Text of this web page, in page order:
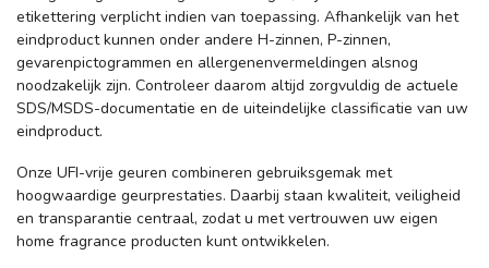
etikettering verplicht indien van toepassing. Afhankelijk van het
eindproduct kunnen onder andere H-zinnen, P-zinnen,
gevarenpictogrammen en allergenenvermeldingen alsnog
noodzakelijk zijn. Controleer daarom altijd zorgvuldig de actuele
SDS/MSDS-documentatie en de uiteindelijke classificatie van uw
eindproduct.
Onze UFI-vrije geuren combineren gebruiksgemak met
hoogwaardige geurprestaties. Daarbij staan kwaliteit, veiligheid
en transparantie centraal, zodat u met vertrouwen uw eigen
home fragrance producten kunt ontwikkelen.